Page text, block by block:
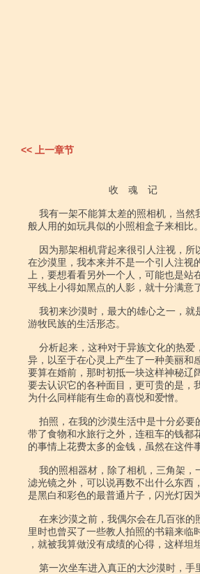
<< 上一章节
般人用的如玩具似的小照相盒子来相比。
在沙漠里，我本来并不是一个引人注视
上，要想看看另外一个人，可能也是
平线上小得如黑点的人影，就十分满意了
游牧民族的生活形态。
异，以至于在心灵上产生了一种美丽和
要算在婚前，那时初抵一块这样神秘辽
要去认识它的各种面目，更可贵的是，
为什么同样能有生命的喜悦和爱憎。
带了食物和水旅行之外，连租车的钱都
的事情上花费太多的金钱，虽然在这件
滤光镜之外，可以说再数不出什么东西
是黑白和彩色的最普通片子，闪光灯因
里时也曾买了一些教人拍照的书籍来临
，就被我算做没有成绩的心得，这样坦